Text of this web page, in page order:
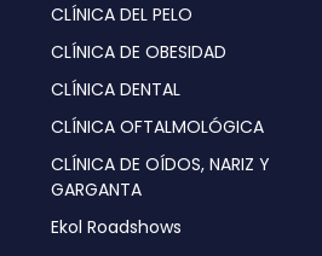
CLÍNICA DEL PELO
CLÍNICA DE OBESIDAD
CLÍNICA DENTAL
CLÍNICA OFTALMOLÓGICA
CLÍNICA DE OÍDOS, NARIZ Y
GARGANTA
Ekol Roadshows